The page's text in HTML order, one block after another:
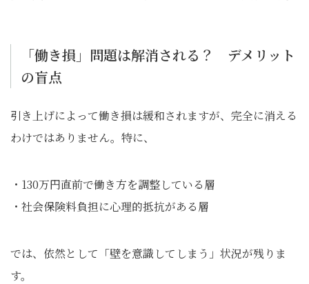
「働き損」問題は解消される？ デメリット
の盲点
引き上げによって働き損は緩和されますが、完全に消える
わけではありません。特に、
・130万円直前で働き方を調整している層
・社会保険料負担に心理的抵抗がある層
では、依然として「壁を意識してしまう」状況が残りま
す。